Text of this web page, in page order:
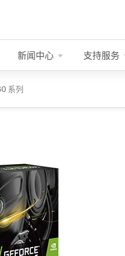
新闻中心 支持服务
系列